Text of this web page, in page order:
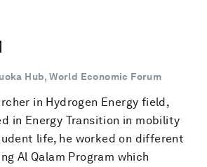
Hub, World Economic Forum
in Hydrogen Energy field,
in Energy Transition in mobility
life, he worked on different
Al Qalam Program which